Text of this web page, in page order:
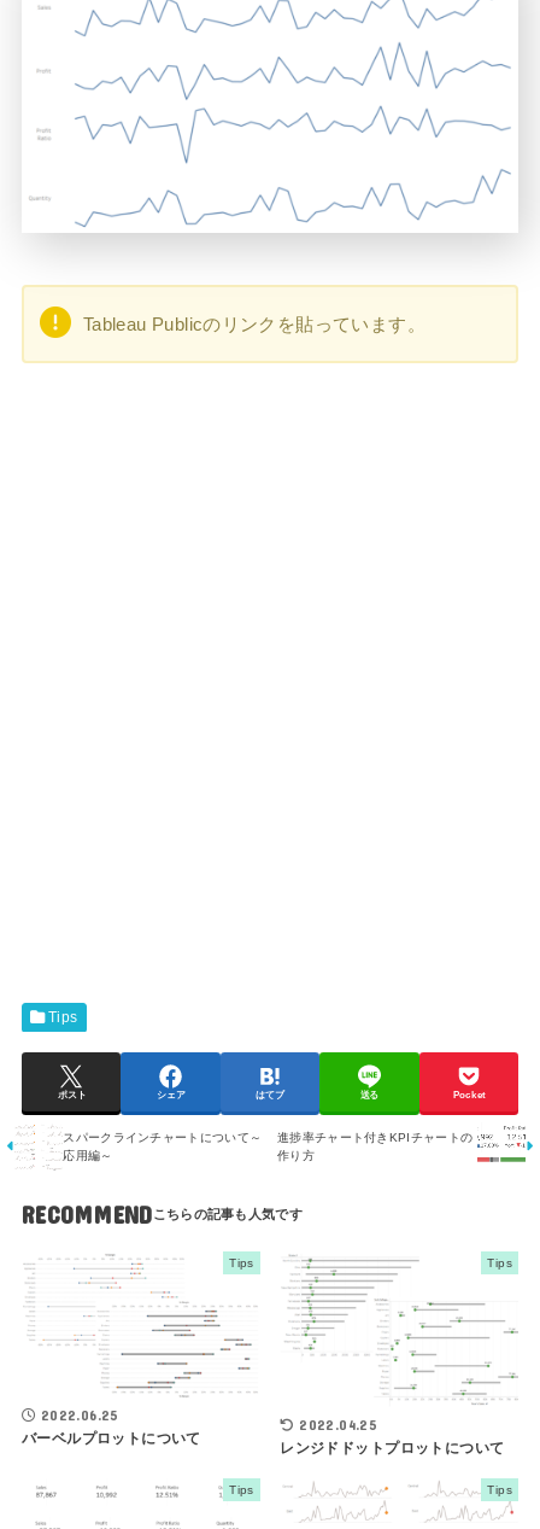
Tableau Publicのリンクを貼っています。
Tips
ポスト シェア はてブ 送る Pocket
スパークラインチャートについて～
応用編～
進捗率チャート付きKPIチャートの
作り方
RECOMMEND
Tips
2022.06.25
バーベルプロットについて
Tips
2022.04.25
レンジドドットプロットについて
Tips Tips